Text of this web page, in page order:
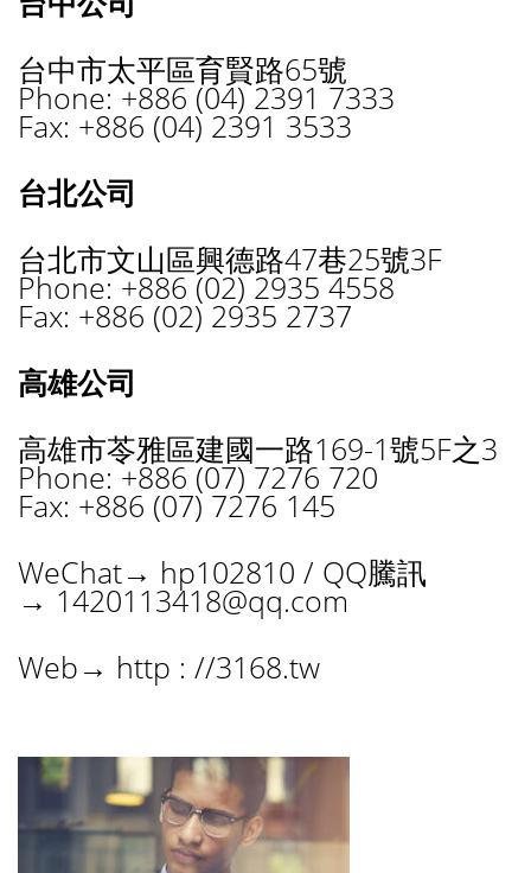
台中市太平區育賢路65號
Phone: +886 (04) 2391 7333
Fax: +886 (04) 2391 3533
台北公司
台北市文山區興德路47巷25號3F
Phone: +886 (02) 2935 4558
Fax: +886 (02) 2935 2737
高雄公司
高雄市苓雅區建國一路169-1號5F之3
Phone: +886 (07) 7276 720
Fax: +886 (07) 7276 145
WeChat→ hp102810 / QQ騰訊
→ 1420113418@qq.com
Web→ http : //3168.tw